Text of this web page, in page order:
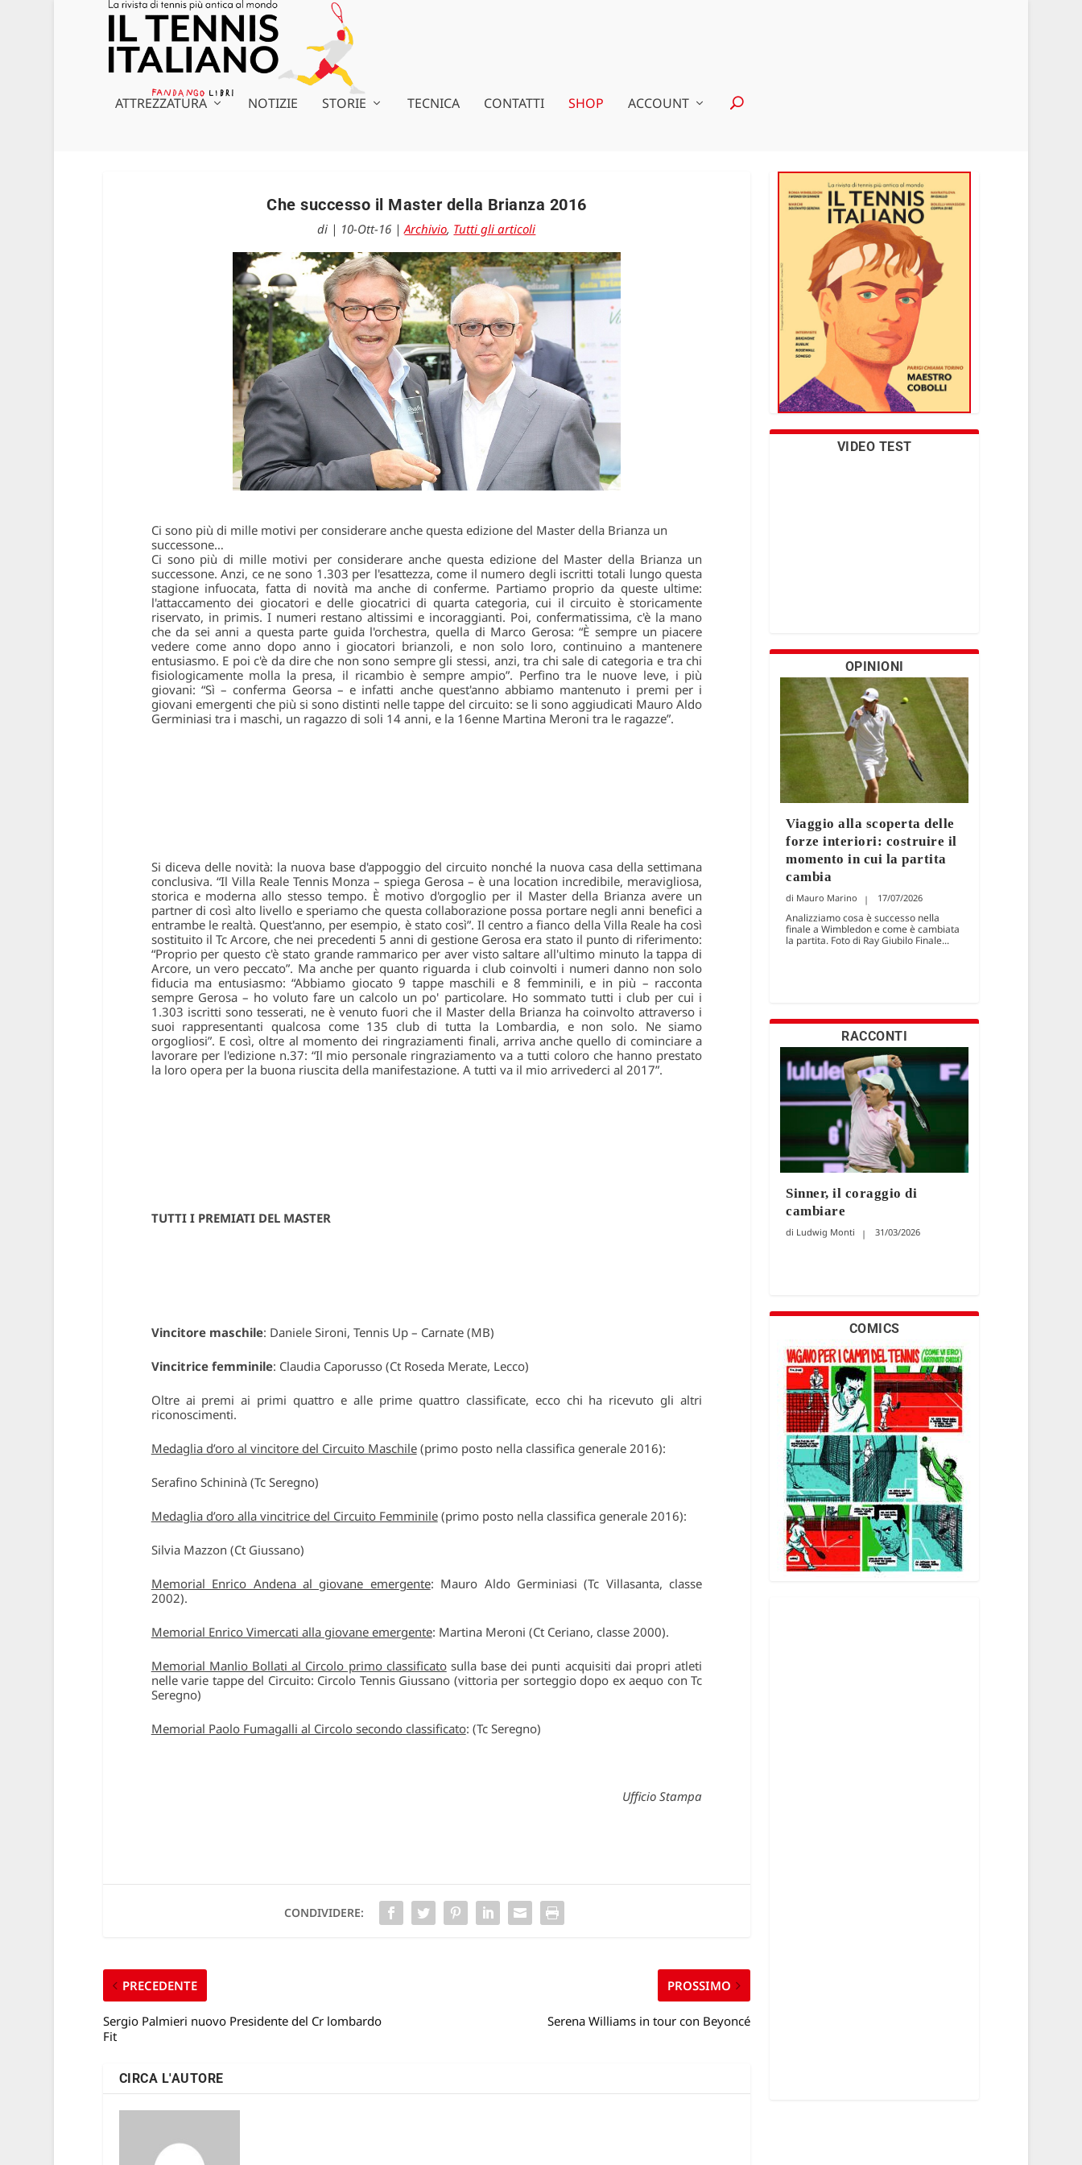
ATTREZZATURA NOTIZIE STORIE TECNICA CONTATTI SHOP ACCOUNT
Che successo il Master della Brianza 2016
di | 10-Ott-16 |Archivio, Tutti gli articoli
Ci sono più di mille motivi per considerare anche questa edizione del Master della Brianza un
successone…
Ci sono più di mille motivi per considerare anche questa edizione del Master della Brianza un
successone. Anzi, ce ne sono 1.303 per l'esattezza, come il numero degli iscritti totali lungo questa
stagione infuocata, fatta di novità ma anche di conferme. Partiamo proprio da queste ultime:
l'attaccamento dei giocatori e delle giocatrici di quarta categoria, cui il circuito è storicamente
riservato, in primis. I numeri restano altissimi e incoraggianti. Poi, confermatissima, c'è la mano
che da sei anni a questa parte guida l'orchestra, quella di Marco Gerosa: “È sempre un piacere
vedere come anno dopo anno i giocatori brianzoli, e non solo loro, continuino a mantenere
entusiasmo. E poi c'è da dire che non sono sempre gli stessi, anzi, tra chi sale di categoria e tra chi
fisiologicamente molla la presa, il ricambio è sempre ampio”. Perfino tra le nuove leve, i più
giovani: “Sì – conferma Georsa – e infatti anche quest'anno abbiamo mantenuto i premi per i
giovani emergenti che più si sono distinti nelle tappe del circuito: se li sono aggiudicati Mauro Aldo
Germiniasi tra i maschi, un ragazzo di soli 14 anni, e la 16enne Martina Meroni tra le ragazze”.
Si diceva delle novità: la nuova base d'appoggio del circuito nonché la nuova casa della settimana
conclusiva. “Il Villa Reale Tennis Monza – spiega Gerosa – è una location incredibile, meravigliosa,
storica e moderna allo stesso tempo. È motivo d'orgoglio per il Master della Brianza avere un
partner di così alto livello e speriamo che questa collaborazione possa portare negli anni benefici a
entrambe le realtà. Quest'anno, per esempio, è stato così”. Il centro a fianco della Villa Reale ha così
sostituito il Tc Arcore, che nei precedenti 5 anni di gestione Gerosa era stato il punto di riferimento:
“Proprio per questo c'è stato grande rammarico per aver visto saltare all'ultimo minuto la tappa di
Arcore, un vero peccato”. Ma anche per quanto riguarda i club coinvolti i numeri danno non solo
fiducia ma entusiasmo: “Abbiamo giocato 9 tappe maschili e 8 femminili, e in più – racconta
sempre Gerosa – ho voluto fare un calcolo un po' particolare. Ho sommato tutti i club per cui i
1.303 iscritti sono tesserati, ne è venuto fuori che il Master della Brianza ha coinvolto attraverso i
suoi rappresentanti qualcosa come 135 club di tutta la Lombardia, e non solo. Ne siamo
orgogliosi”. E così, oltre al momento dei ringraziamenti finali, arriva anche quello di cominciare a
lavorare per l'edizione n.37: “Il mio personale ringraziamento va a tutti coloro che hanno prestato
la loro opera per la buona riuscita della manifestazione. A tutti va il mio arrivederci al 2017”.
TUTTI I PREMIATI DEL MASTER
Vincitore maschile: Daniele Sironi, Tennis Up – Carnate (MB)
Vincitrice femminile: Claudia Caporusso (Ct Roseda Merate, Lecco)
Oltre ai premi ai primi quattro e alle prime quattro classificate, ecco chi ha ricevuto gli altri
riconoscimenti.
Medaglia d’oro al vincitore del Circuito Maschile(primo posto nella classifica generale 2016):
Serafino Schininà (Tc Seregno)
Medaglia d’oro alla vincitrice del Circuito Femminile(primo posto nella classifica generale 2016):
Silvia Mazzon (Ct Giussano)
Memorial Enrico Andena al giovane emergente: Mauro Aldo Germiniasi (Tc Villasanta, classe
2002).
Memorial Enrico Vimercati alla giovane emergente: Martina Meroni (Ct Ceriano, classe 2000).
Memorial Manlio Bollati al Circolo primo classificatosulla base dei punti acquisiti dai propri atleti
nelle varie tappe del Circuito: Circolo Tennis Giussano (vittoria per sorteggio dopo ex aequo con Tc
Seregno)
Memorial Paolo Fumagalli al Circolo secondo classificato: (Tc Seregno)
Ufficio Stampa
CONDIVIDERE:
PRECEDENTE
Sergio Palmieri nuovo Presidente del Cr lombardo
Fit
PROSSIMO
Serena Williams in tour con Beyoncé
CIRCA L'AUTORE
VIDEO TEST
OPINIONI
Viaggio alla scoperta delle
forze interiori: costruire il
momento in cui la partita
cambia
Mauro Marino 17/07/2026
Analizziamo cosa è successo nella
finale a Wimbledon e come è cambiata
la partita. Foto di Ray Giubilo Finale...
RACCONTI
Sinner, il coraggio di
cambiare
Ludwig Monti 31/03/2026
COMICS